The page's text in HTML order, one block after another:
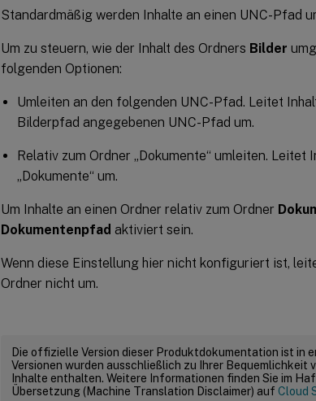
Standardmäßig werden Inhalte an einen UNC-Pfad
Um zu steuern, wie der Inhalt des Ordners Bilder
folgenden Optionen:
Umleiten an den folgenden UNC-Pfad. Leitet
Bilderpfad angegebenen UNC-Pfad um.
Relativ zum Ordner „Dokumente“ umleiten.
„Dokumente“ um.
Um Inhalte an einen Ordner relativ zum Ordner
Dokumentenpfad aktiviert sein.
Wenn diese Einstellung hier nicht konfiguriert ist,
Ordner nicht um.
Die offizielle Version dieser Produktdokumentation ist in
Versionen wurden ausschließlich zu Ihrer
Inhalte enthalten. Weitere Informationen finden Sie im
Übersetzung (Machine Translation Disclaimer) auf Cloud